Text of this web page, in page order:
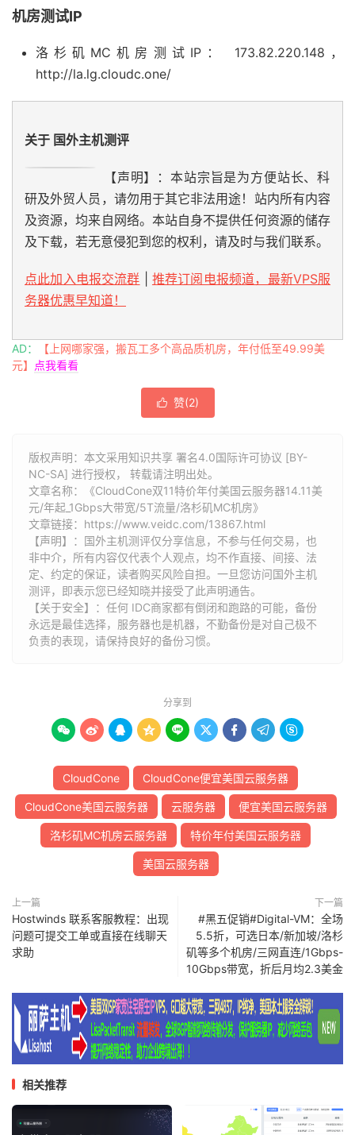
机房测试IP
洛杉矶MC机房测试IP： 173.82.220.148，
http://la.lg.cloudc.one/
关于 国外主机测评
【声明】：本站宗旨是为方便站长、科
研及外贸人员，请勿用于其它非法用途！站内所有内容
及资源，均来自网络。本站自身不提供任何资源的储存
及下载，若无意侵犯到您的权利，请及时与我们联系。
点此加入电报交流群
推荐订阅电报频道，最新VPS服
务器优惠早知道！
AD：
【上网哪家强，搬瓦工多个高品质机房，年付低至49.99美
元】
点我看看
 赞(2)
版权声明：本文采用知识共享 署名4.0国际许可协议 [BY-
NC-SA] 进行授权， 转载请注明出处。
文章名称：《CloudCone双11特价年付美国云服务器14.11美
元/年起_1Gbps大带宽/5T流量/洛杉矶MC机房》
文章链接： https://www.veidc.com/13867.html
【声明】：国外主机测评仅分享信息，不参与任何交易，也
非中介，所有内容仅代表个人观点，均不作直接、间接、法
定、约定的保证，读者购买风险自担。一旦您访问国外主机
测评，即表示您已经知晓并接受了此声明通告。
【关于安全】：任何 IDC商家都有倒闭和跑路的可能，备份
永远是最佳选择，服务器也是机器，不勤备份是对自己极不
负责的表现，请保持良好的备份习惯。
分享到
        
CloudCone CloudCone便宜美国云服务器
CloudCone美国云服务器 云服务器 便宜美国云服务器
洛杉矶MC机房云服务器 特价年付美国云服务器
美国云服务器
上一篇
Hostwinds 联系客服教程：出现
问题可提交工单或直接在线聊天
求助
下一篇
#黑五促销#Digital-VM：全场
5.5折，可选日本/新加坡/洛杉
矶等多个机房/三网直连/1Gbps-
10Gbps带宽，折后月均2.3美金
相关推荐